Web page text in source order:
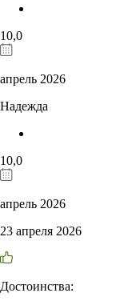
10,0
апрель 2026
Надежда
10,0
апрель 2026
23 апреля 2026
Достоинства: